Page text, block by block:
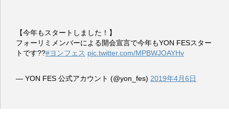
【今年もスタートしました！】
フォーリミメンバーによる開会宣言で今年もYON FESスター
トです??#ヨンフェス pic.twitter.com/MPBWJOAYHv
— YON FES 公式アカウント (@yon_fes) 2019年4月6日